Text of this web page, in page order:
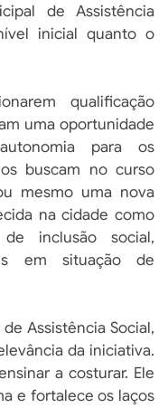
de Assistência
inicial quanto o
qualificação
uma oportunidade
para os
buscam no curso
mesmo uma nova
na cidade como
inclusão social,
em situação de
Assistência Social,
da iniciativa.
a costurar. Ele
e fortalece os laços